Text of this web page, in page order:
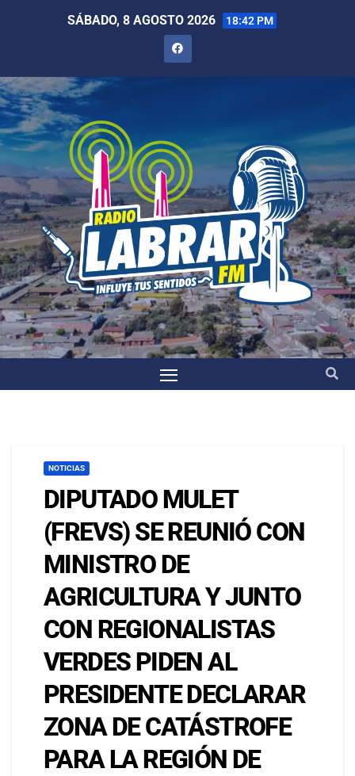
SÁBADO, 8 AGOSTO 2026 18:42 PM
NOTICIAS
DIPUTADO MULET
(FREVS) SE REUNIÓ CON
MINISTRO DE
AGRICULTURA Y JUNTO
CON REGIONALISTAS
VERDES PIDEN AL
PRESIDENTE DECLARAR
ZONA DE CATÁSTROFE
PARA LA REGIÓN DE